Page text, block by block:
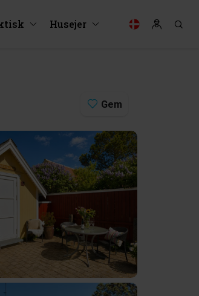
Husejer
Gem